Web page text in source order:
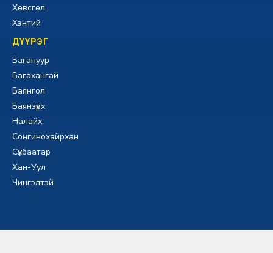
Хөвсгөл
Хэнтий
ДҮҮРЭГ
Багануур
Багахангай
Баянгол
Баянзүрх
Налайх
Сонгинохайрхан
Сүхбаатар
Хан-Уул
Чингэлтэй